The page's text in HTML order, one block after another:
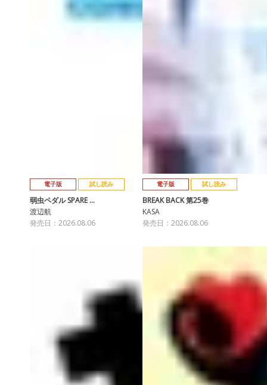
電子版 試し読み
弱虫ペダル SPARE …
渡辺航
発売日：2026.08.06
電子版 試し読み
BREAK BACK 第25巻
KASA
発売日：2026.08.06